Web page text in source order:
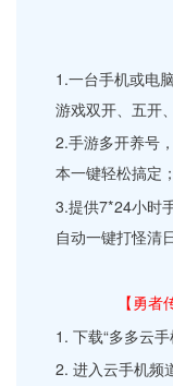
1.一台手机或电
游戏双开、五开
2.手游多开养号
本一键轻松搞定；
3.提供7*24小时
自动一键打怪清
【勇
1. 下载“多多云
2. 进入云手机频